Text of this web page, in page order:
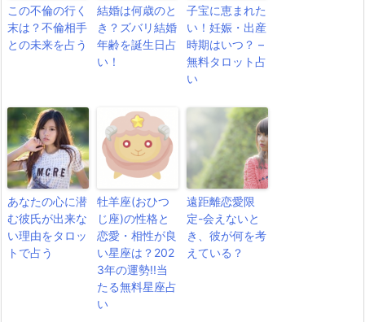
この不倫の行く
末は？不倫相手
との未来を占う
結婚は何歳のと
き？ズバリ結婚
年齢を誕生日占
い！
子宝に恵まれた
い！妊娠・出産
時期はいつ？ –
無料タロット占
い
あなたの心に潜
む彼氏が出来な
い理由をタロッ
トで占う
牡羊座(おひつ
じ座)の性格と
恋愛・相性が良
い星座は？202
3年の運勢!!当
たる無料星座占
い
遠距離恋愛限
定-会えないと
き、彼が何を考
えている？